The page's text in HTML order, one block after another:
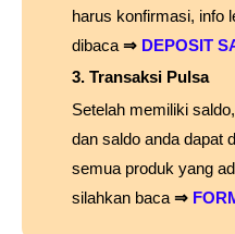
harus konfirmasi, info
dibaca ⇒ DEPOSIT
3. Transaksi Pulsa
Setelah memiliki
dan saldo anda dapat
semua produk yang
silahkan baca ⇒